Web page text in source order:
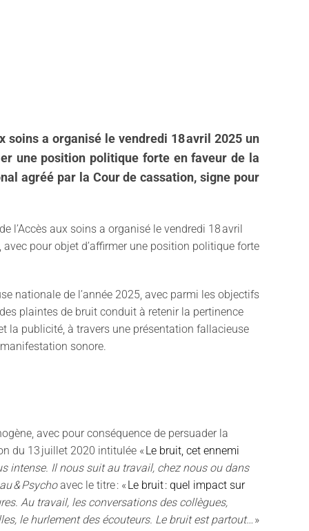
soins a organisé le vendredi 18 avril 2025 un
une position politique forte en faveur de la
agréé par la Cour de cassation, signe pour
l’Accès aux soins a organisé le vendredi 18 avril
avec pour objet d’affirmer une position politique forte
nationale de l’année 2025, avec parmi les objectifs
plaintes de bruit conduit à retenir la pertinence
la publicité, à travers une présentation fallacieuse
sonore.
avec pour conséquence de persuader la
du 13 juillet 2020 intitulée «Le bruit, cet ennemi
intense. Il nous suit au travail, chez nous ou dans
&Psycho avec le titre: «Le bruit: quel impact sur
Au travail, les conversations des collègues,
le hurlement des écouteurs. Le bruit est partout… »